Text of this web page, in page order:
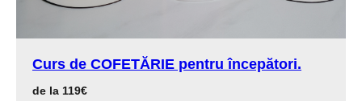
Curs de COFETĂRIE pentru începători.
de la 119€